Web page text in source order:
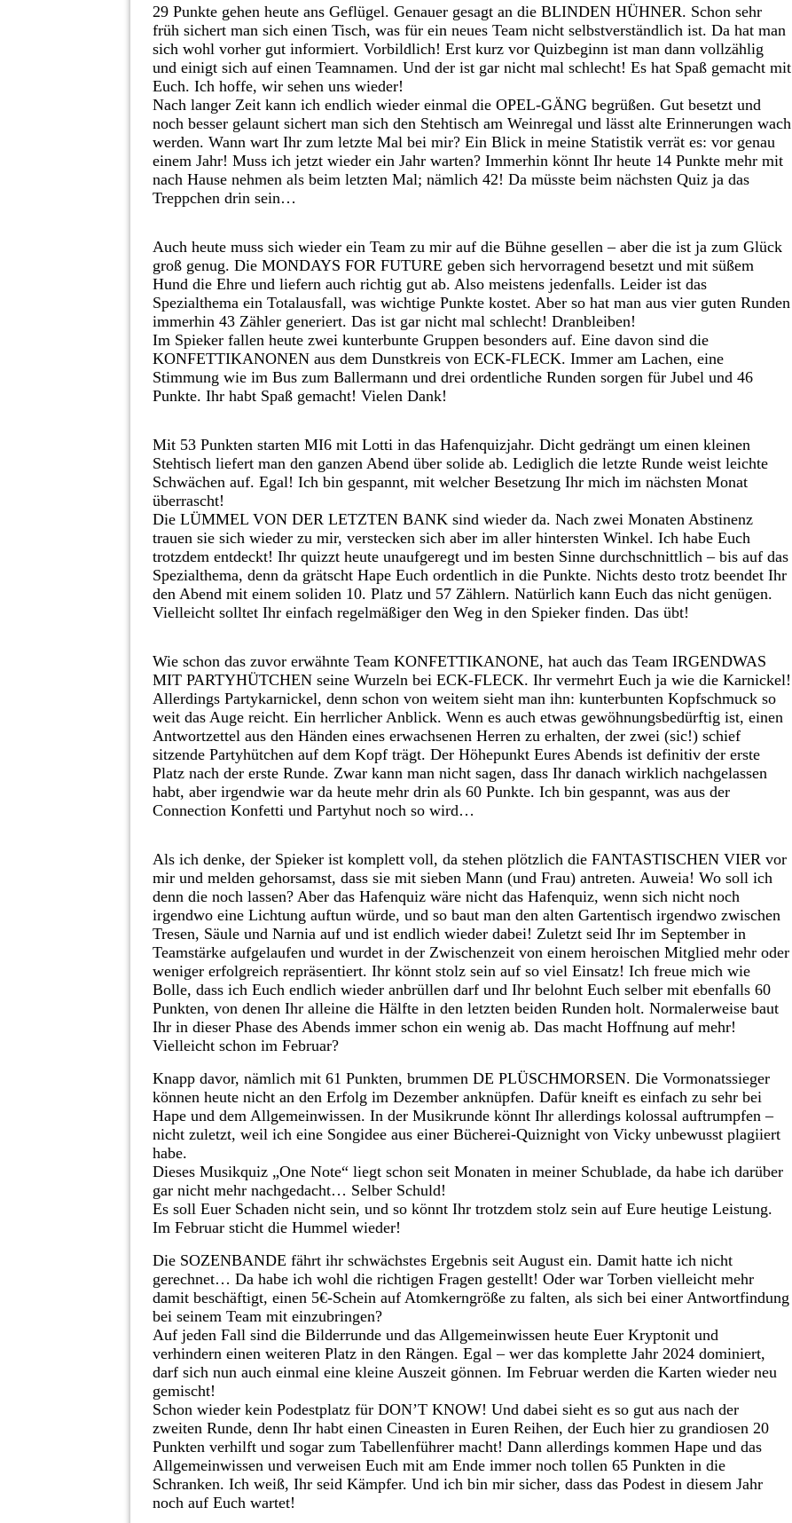
29 Punkte gehen heute ans Geflügel. Genauer gesagt an die BLINDEN HÜHNER. Schon sehr
früh sichert man sich einen Tisch, was für ein neues Team nicht selbstverständlich ist. Da hat man
sich wohl vorher gut informiert. Vorbildlich! Erst kurz vor Quizbeginn ist man dann vollzählig
und einigt sich auf einen Teamnamen. Und der ist gar nicht mal schlecht! Es hat Spaß gemacht mit
Euch. Ich hoffe, wir sehen uns wieder!
Nach langer Zeit kann ich endlich wieder einmal die OPEL-GÄNG begrüßen. Gut besetzt und
noch besser gelaunt sichert man sich den Stehtisch am Weinregal und lässt alte Erinnerungen wach
werden. Wann wart Ihr zum letzte Mal bei mir? Ein Blick in meine Statistik verrät es: vor genau
einem Jahr! Muss ich jetzt wieder ein Jahr warten? Immerhin könnt Ihr heute 14 Punkte mehr mit
nach Hause nehmen als beim letzten Mal; nämlich 42! Da müsste beim nächsten Quiz ja das
Treppchen drin sein…
Auch heute muss sich wieder ein Team zu mir auf die Bühne gesellen – aber die ist ja zum Glück
groß genug. Die MONDAYS FOR FUTURE geben sich hervorragend besetzt und mit süßem
Hund die Ehre und liefern auch richtig gut ab. Also meistens jedenfalls. Leider ist das
Spezialthema ein Totalausfall, was wichtige Punkte kostet. Aber so hat man aus vier guten Runden
immerhin 43 Zähler generiert. Das ist gar nicht mal schlecht! Dranbleiben!
Im Spieker fallen heute zwei kunterbunte Gruppen besonders auf. Eine davon sind die
KONFETTIKANONEN aus dem Dunstkreis von ECK-FLECK. Immer am Lachen, eine
Stimmung wie im Bus zum Ballermann und drei ordentliche Runden sorgen für Jubel und 46
Punkte. Ihr habt Spaß gemacht! Vielen Dank!
Mit 53 Punkten starten MI6 mit Lotti in das Hafenquizjahr. Dicht gedrängt um einen kleinen
Stehtisch liefert man den ganzen Abend über solide ab. Lediglich die letzte Runde weist leichte
Schwächen auf. Egal! Ich bin gespannt, mit welcher Besetzung Ihr mich im nächsten Monat
überrascht!
Die LÜMMEL VON DER LETZTEN BANK sind wieder da. Nach zwei Monaten Abstinenz
trauen sie sich wieder zu mir, verstecken sich aber im aller hintersten Winkel. Ich habe Euch
trotzdem entdeckt! Ihr quizzt heute unaufgeregt und im besten Sinne durchschnittlich – bis auf das
Spezialthema, denn da grätscht Hape Euch ordentlich in die Punkte. Nichts desto trotz beendet Ihr
den Abend mit einem soliden 10. Platz und 57 Zählern. Natürlich kann Euch das nicht genügen.
Vielleicht solltet Ihr einfach regelmäßiger den Weg in den Spieker finden. Das übt!
Wie schon das zuvor erwähnte Team KONFETTIKANONE, hat auch das Team IRGENDWAS
MIT PARTYHÜTCHEN seine Wurzeln bei ECK-FLECK. Ihr vermehrt Euch ja wie die Karnickel!
Allerdings Partykarnickel, denn schon von weitem sieht man ihn: kunterbunten Kopfschmuck so
weit das Auge reicht. Ein herrlicher Anblick. Wenn es auch etwas gewöhnungsbedürftig ist, einen
Antwortzettel aus den Händen eines erwachsenen Herren zu erhalten, der zwei (sic!) schief
sitzende Partyhütchen auf dem Kopf trägt. Der Höhepunkt Eures Abends ist definitiv der erste
Platz nach der erste Runde. Zwar kann man nicht sagen, dass Ihr danach wirklich nachgelassen
habt, aber irgendwie war da heute mehr drin als 60 Punkte. Ich bin gespannt, was aus der
Connection Konfetti und Partyhut noch so wird…
Als ich denke, der Spieker ist komplett voll, da stehen plötzlich die FANTASTISCHEN VIER vor
mir und melden gehorsamst, dass sie mit sieben Mann (und Frau) antreten. Auweia! Wo soll ich
denn die noch lassen? Aber das Hafenquiz wäre nicht das Hafenquiz, wenn sich nicht noch
irgendwo eine Lichtung auftun würde, und so baut man den alten Gartentisch irgendwo zwischen
Tresen, Säule und Narnia auf und ist endlich wieder dabei! Zuletzt seid Ihr im September in
Teamstärke aufgelaufen und wurdet in der Zwischenzeit von einem heroischen Mitglied mehr oder
weniger erfolgreich repräsentiert. Ihr könnt stolz sein auf so viel Einsatz! Ich freue mich wie
Bolle, dass ich Euch endlich wieder anbrüllen darf und Ihr belohnt Euch selber mit ebenfalls 60
Punkten, von denen Ihr alleine die Hälfte in den letzten beiden Runden holt. Normalerweise baut
Ihr in dieser Phase des Abends immer schon ein wenig ab. Das macht Hoffnung auf mehr!
Vielleicht schon im Februar?
Knapp davor, nämlich mit 61 Punkten, brummen DE PLÜSCHMORSEN. Die Vormonatssieger
können heute nicht an den Erfolg im Dezember anknüpfen. Dafür kneift es einfach zu sehr bei
Hape und dem Allgemeinwissen. In der Musikrunde könnt Ihr allerdings kolossal auftrumpfen –
nicht zuletzt, weil ich eine Songidee aus einer Bücherei-Quiznight von Vicky unbewusst plagiiert
habe.
Dieses Musikquiz „One Note“ liegt schon seit Monaten in meiner Schublade, da habe ich darüber
gar nicht mehr nachgedacht… Selber Schuld!
Es soll Euer Schaden nicht sein, und so könnt Ihr trotzdem stolz sein auf Eure heutige Leistung.
Im Februar sticht die Hummel wieder!
Die SOZENBANDE fährt ihr schwächstes Ergebnis seit August ein. Damit hatte ich nicht
gerechnet… Da habe ich wohl die richtigen Fragen gestellt! Oder war Torben vielleicht mehr
damit beschäftigt, einen 5€-Schein auf Atomkerngröße zu falten, als sich bei einer Antwortfindung
bei seinem Team mit einzubringen?
Auf jeden Fall sind die Bilderrunde und das Allgemeinwissen heute Euer Kryptonit und
verhindern einen weiteren Platz in den Rängen. Egal – wer das komplette Jahr 2024 dominiert,
darf sich nun auch einmal eine kleine Auszeit gönnen. Im Februar werden die Karten wieder neu
gemischt!
Schon wieder kein Podestplatz für DON’T KNOW! Und dabei sieht es so gut aus nach der
zweiten Runde, denn Ihr habt einen Cineasten in Euren Reihen, der Euch hier zu grandiosen 20
Punkten verhilft und sogar zum Tabellenführer macht! Dann allerdings kommen Hape und das
Allgemeinwissen und verweisen Euch mit am Ende immer noch tollen 65 Punkten in die
Schranken. Ich weiß, Ihr seid Kämpfer. Und ich bin mir sicher, dass das Podest in diesem Jahr
noch auf Euch wartet!